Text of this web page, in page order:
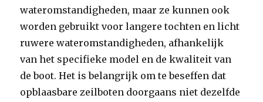
wateromstandigheden, maar ze kunnen ook
worden gebruikt voor langere tochten en licht
ruwere wateromstandigheden, afhankelijk
van het specifieke model en de kwaliteit van
de boot. Het is belangrijk om te beseffen dat
opblaasbare zeilboten doorgaans niet dezelfde